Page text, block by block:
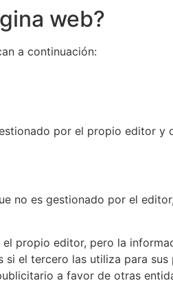
web?
a continuación:
por el propio editor y
no es gestionado por el
propio editor, pero la
el tercero las utiliza para
a favor de otras